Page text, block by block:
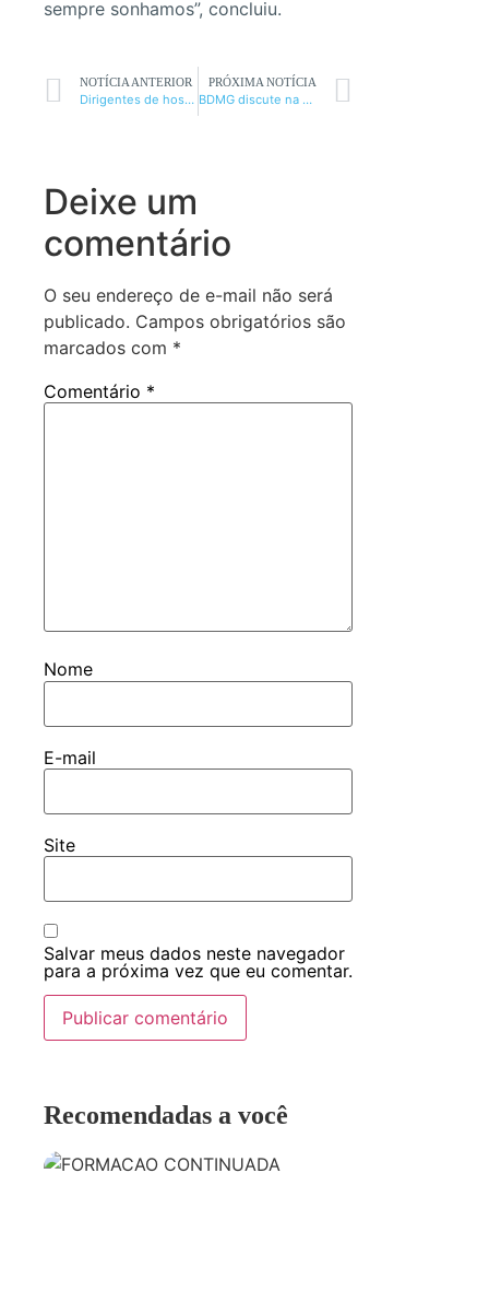
sempre sonhamos”, concluiu.
NOTÍCIA ANTERIOR
Dirigentes de hospital discutiram avanço na saúde com deputados
PRÓXIMA NOTÍCIA
BDMG discute na Amams financiamentos para municípios
Deixe um
comentário
O seu endereço de e-mail não será
publicado. Campos obrigatórios são
marcados com *
Comentário *
Nome
E-mail
Site
Salvar meus dados neste navegador
para a próxima vez que eu comentar.
Recomendadas a você